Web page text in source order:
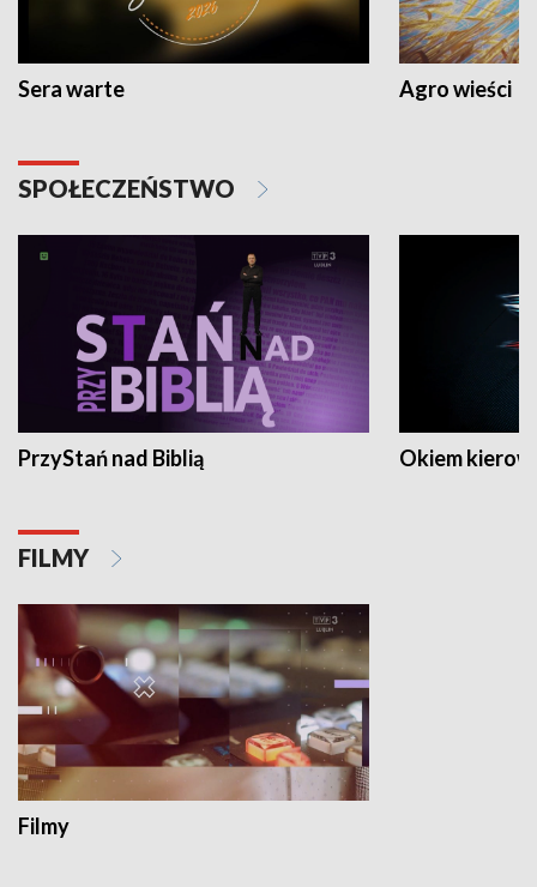
Sera warte Agro wieści
SPOŁECZEŃSTWO
PrzyStań nad Biblią Okiem
FILMY
Filmy